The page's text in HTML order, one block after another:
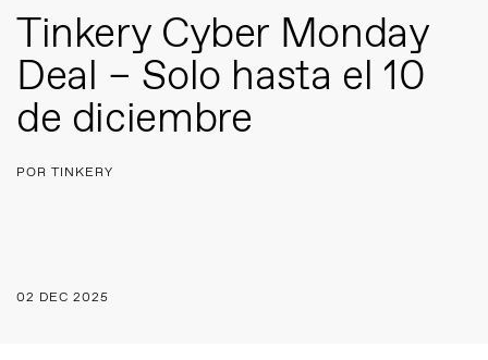
Tinkery Cyber Monday
Deal – Solo hasta el 10
de diciembre
POR TINKERY
02 DEC 2025